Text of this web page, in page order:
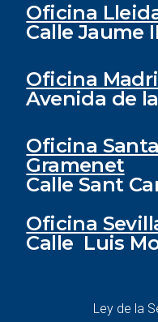
Oficina
Calle Jaume
Oficina
Avenida de
Oficina
Gramenet
Calle Sant
Oficina
Calle Luis
Ley de la